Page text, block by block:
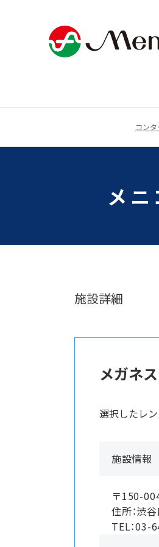
コン
メ
施設詳細
メガネ
選択したレン
施設情報
〒150-
住所：渋
TEL：03-